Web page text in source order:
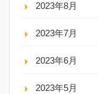
2023年8月
2023年7月
2023年6月
2023年5月